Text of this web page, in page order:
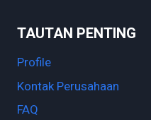
TAUTAN PENTING
Profile
Kontak Perusahaan
FAQ